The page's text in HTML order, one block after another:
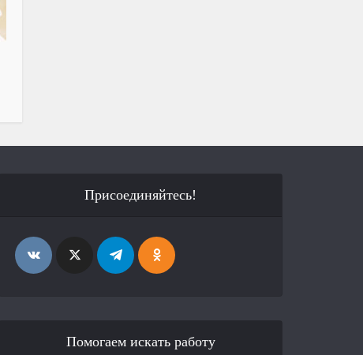
Присоединяйтесь!
Помогаем искать работу